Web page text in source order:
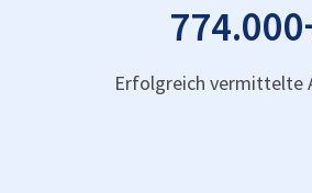
774.000
Erfolgreich vermittelte